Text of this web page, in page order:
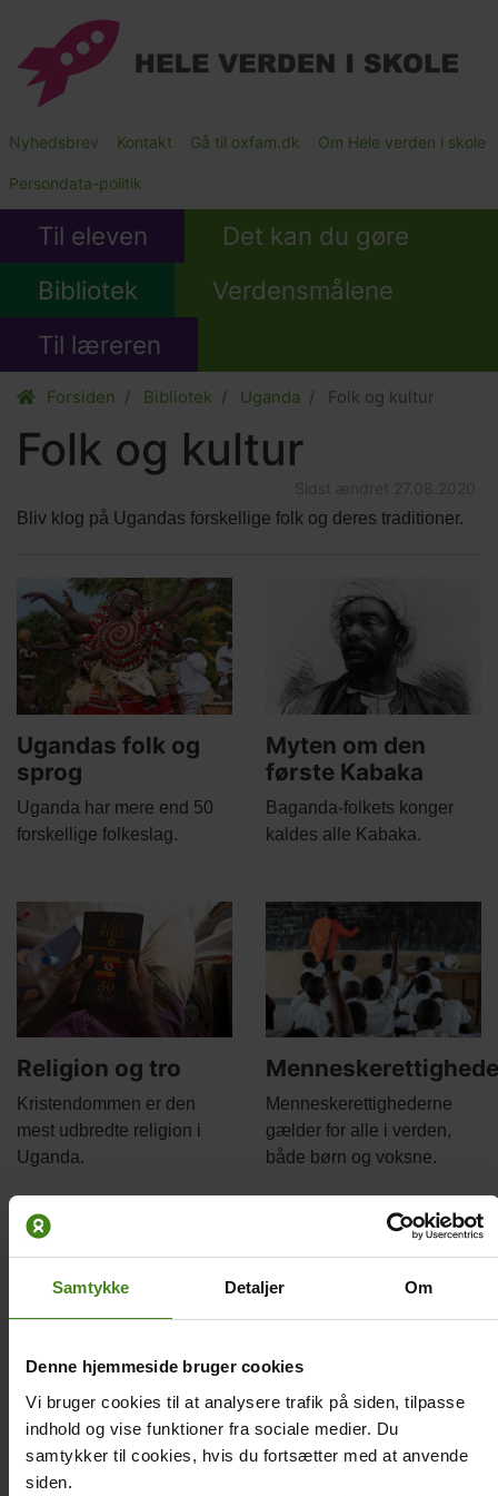
Samtykke Detaljer Om
Denne hjemmeside bruger cookies
Vi bruger cookies til at analysere trafik på siden, tilpasse
indhold og vise funktioner fra sociale medier. Du
samtykker til cookies, hvis du fortsætter med at anvende
siden.
hovedindhold
Main
Submenu
Nyhedsbrev Kontakt Gå til oxfam.dk Om Hele verden i skole
Persondata-politik
Til eleven
Det kan du gøre
Bibliotek
Verdensmålene
Til læreren
Forsiden Bibliotek Uganda Folk og kultur
Folk og kultur
Bliv klog på Ugandas forskellige folk og deres traditioner.
Related
content
Main
picture
Ugandas folk og
sprog
Body
Uganda har mere end 50
forskellige folkeslag.
Myten om den
første Kabaka
Body
Baganda-folkets konger
kaldes alle Kabaka.
Main
picture
Religion og tro
Body
Kristendommen er den
mest udbredte religion i
Uganda.
Main
picture
Body
Menneskerettighederne
gælder for alle i verden,
både børn og voksne.
Main
picture
Sundhed og
sygdom
Body
Den største trussel mod
børns sundhed i Uganda er
picture
Populærkultur –
fænomenet Bobi
Wine